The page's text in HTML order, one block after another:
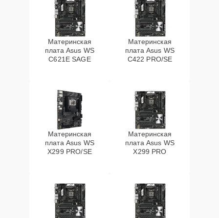
Материнская
плата Asus WS
C621E SAGE
Материнская
плата Asus WS
C422 PRO/SE
Материнская
плата Asus WS
X299 PRO/SE
Материнская
плата Asus WS
X299 PRO